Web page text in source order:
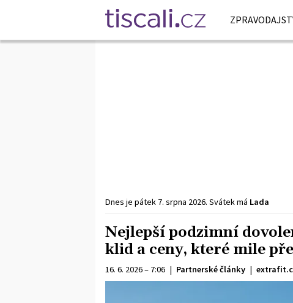
Dnes je pátek 7. srpna 2026. Svátek má Lada
Nejlepší podzimní
klid a ceny, které mile
16. 6. 2026 – 7:06 | Partnerské články |